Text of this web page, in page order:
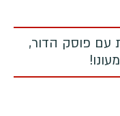
עם פוסק הדור,